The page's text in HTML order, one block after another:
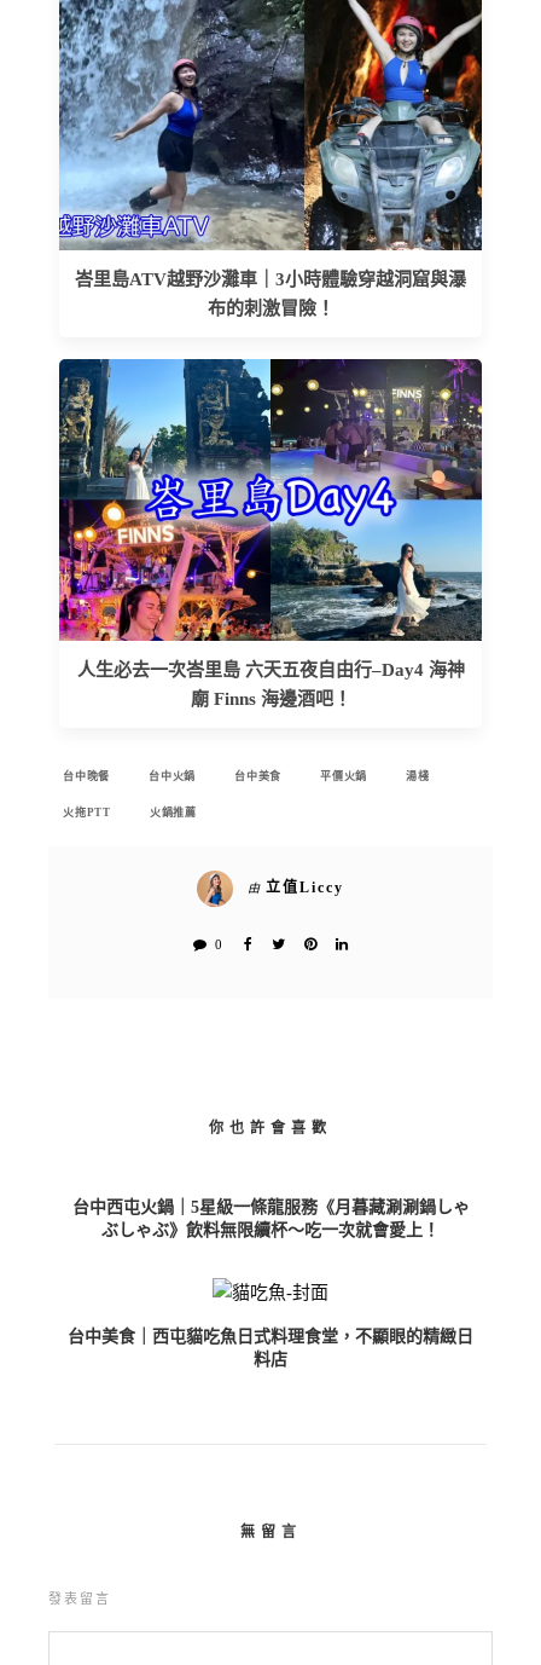
峇里島ATV越野沙灘車｜3小時體驗穿越洞窟與瀑
布的刺激冒險！
人生必去一次峇里島 六天五夜自由行–Day4 海神
廟 Finns 海邊酒吧！
台中晚餐 台中火鍋 台中美食 平價火鍋 湯棧
火拖PTT 火鍋推薦
由 立值Liccy
0
你也許會喜歡
台中西屯火鍋｜5星級一條龍服務《月暮藏涮涮鍋しゃ
ぶしゃぶ》飲料無限續杯～吃一次就會愛上！
台中美食｜西屯貓吃魚日式料理食堂，不顯眼的精緻日
料店
無留言
發表留言